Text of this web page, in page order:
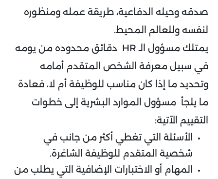
صدقه وحيله الدفاعية، طريقة عمله ومنظوره
لنفسه وللعالم المحيط.
يمتلك مسؤول الـ HR دقائق محدوده من يومه
في سبيل معرفة الشخص المتقدم أمامه
وتحديد ما إذا كان مناسب للوظيفة أم لا، فعادة
ما يلجأ مسؤول الموارد البشرية إلى خطوات
التقييم الآتية:
الأسئلة التي تغطي أكثر من جانب في
شخصية المتقدم للوظيفة الشاغرة.
المهام أو الاختبارات الإضافية التي يطلب من